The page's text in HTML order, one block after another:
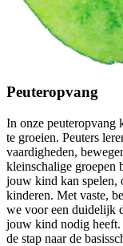
Peuteropvang
In onze
te groeien. Peuters
vaardigheden,
kleinschalige groepen
jouw kind kan spelen,
kinderen. Met vaste,
we voor een duidelijk
jouw kind nodig heeft.
de stap naar de